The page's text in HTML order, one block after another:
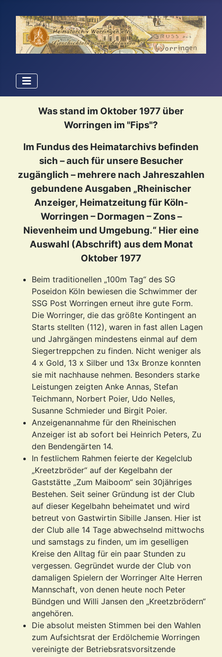
Was stand im Oktober 1977 über
Worringen im "Fips"?
Im Fundus des Heimatarchivs befinden
sich – auch für unsere Besucher
zugänglich – mehrere nach Jahreszahlen
gebundene Ausgaben „Rheinischer
Anzeiger, Heimatzeitung für Köln-
Worringen – Dormagen – Zons –
Nievenheim und Umgebung.“ Hier eine
Auswahl (Abschrift) aus dem Monat
Oktober 1977
Beim traditionellen „100m Tag“ des SG
Poseidon Köln bewiesen die Schwimmer der
SSG Post Worringen erneut ihre gute Form.
Die Worringer, die das größte Kontingent an
Starts stellten (112), waren in fast allen Lagen
und Jahrgängen mindestens einmal auf dem
Siegertreppchen zu finden. Nicht weniger als
4 x Gold, 13 x Silber und 13x Bronze konnten
sie mit nachhause nehmen. Besonders starke
Leistungen zeigten Anke Annas, Stefan
Teichmann, Norbert Poier, Udo Nelles,
Susanne Schmieder und Birgit Poier.
Anzeigenannahme für den Rheinischen
Anzeiger ist ab sofort bei Heinrich Peters, Zu
den Bendengärten 14.
In festlichem Rahmen feierte der Kegelclub
„Kreetzbröder“ auf der Kegelbahn der
Gaststätte „Zum Maiboom“ sein 30jähriges
Bestehen. Seit seiner Gründung ist der Club
auf dieser Kegelbahn beheimatet und wird
betreut von Gastwirtin Sibille Jansen. Hier ist
der Club alle 14 Tage abwechselnd mittwochs
und samstags zu finden, um im geselligen
Kreise den Alltag für ein paar Stunden zu
vergessen. Gegründet wurde der Club von
damaligen Spielern der Worringer Alte Herren
Mannschaft, von denen heute noch Peter
Bündgen und Willi Jansen den „Kreetzbrödern“
angehören.
Die absolut meisten Stimmen bei den Wahlen
zum Aufsichtsrat der Erdölchemie Worringen
vereinigte der Betriebsratsvorsitzende